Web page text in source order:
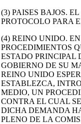
(3) PAISES BAJOS.
PROTOCOLO PARA
(4) REINO UNIDO.
PROCEDIMIENTOS
ESTADO PRINCIPAL
GOBIERNO DE SU
REINO UNIDO
ESTABLEZCA,
MEDIO, UN
CONTRA EL CUAL
DICHA DEMANDA
PLENO DE LA